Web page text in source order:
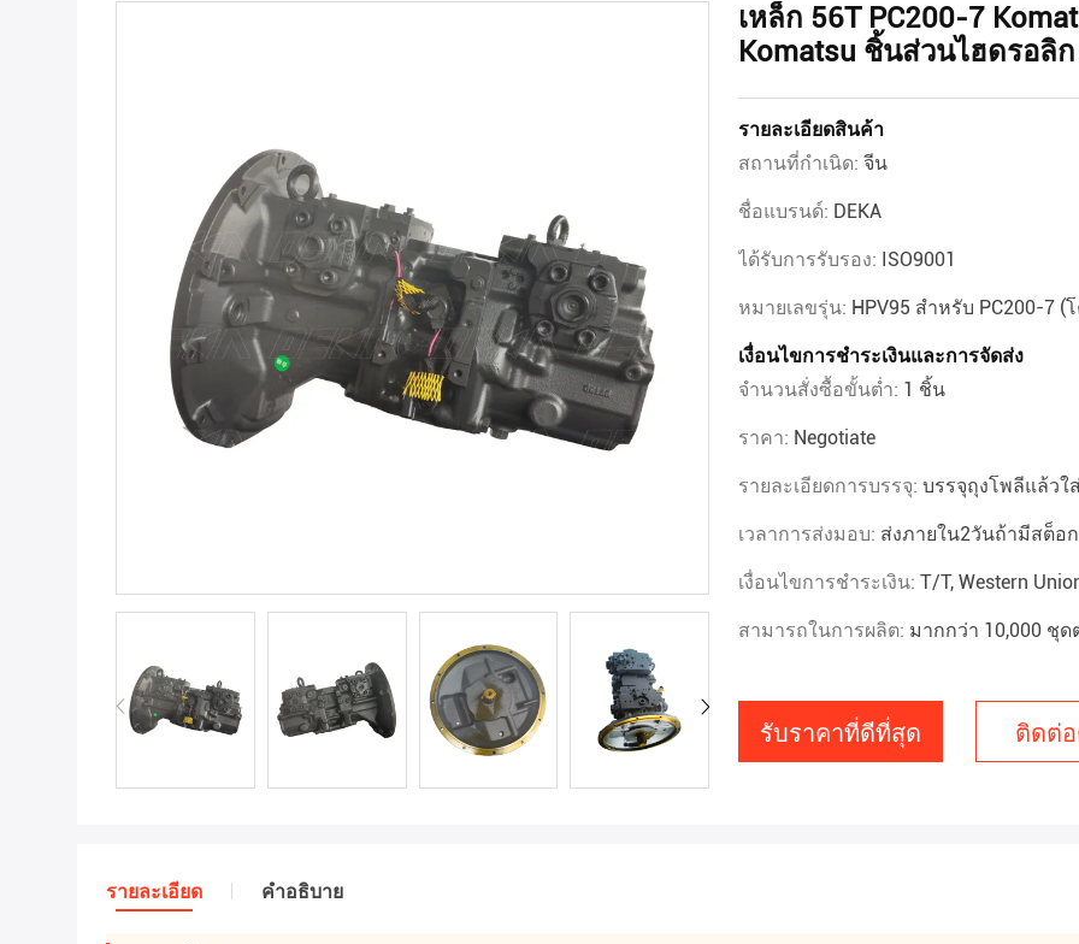
เหล็ก 56T PC200-7
Komatsu ชิ้นส่วนไฮดรอลิก
รายละเอียดสินค้า
สถานที่กำเนิด: จีน
ชื่อแบรนด์: DEKA
ได้รับการรับรอง: ISO9001
หมายเลขรุ่น: HPV95 สำหรับ PC200-7 (
เงื่อนไขการชำระเงินและการจัดส่ง
จำนวนสั่งซื้อขั้นต่ำ: 1 ชิ้น
ราคา: Negotiate
รายละเอียดการบรรจุ: บรรจุถุงโพลีแล้วใ
เวลาการส่งมอบ: ส่งภายใน2วันถ้ามีสต็อก
เงื่อนไขการชำระเงิน: T/T, Western
สามารถในการผลิต: มากกว่า 10,000 ชุด
รับราคาที่ดีที่สุด ติดต่
รายละเอียด คําอธิบาย